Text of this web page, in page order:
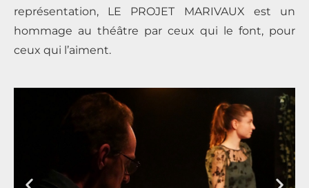
représentation, LE PROJET MARIVAUX est un
hommage au théâtre par ceux qui le font, pour
ceux qui l’aiment.